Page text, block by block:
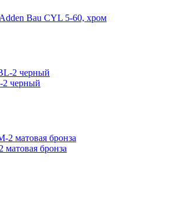
Bau CYL 5-60, хром
2 черный
матовая бронза